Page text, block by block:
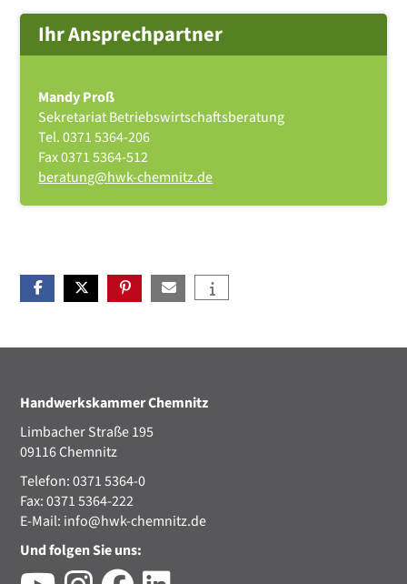
Ihr Ansprechpartner
Mandy Proß
Sekretariat Betriebswirtschaftsberatung
Tel.0371 5364-206
Fax0371 5364-512
beratung@hwk-chemnitz.de
Handwerkskammer Chemnitz
Limbacher Straße 195
09116 Chemnitz
Telefon: 0371 5364-0
Fax: 0371 5364-222
E-Mail: info@hwk-chemnitz.de
Und folgen Sie uns: